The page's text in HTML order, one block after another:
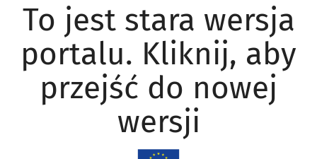
To jest stara wersja
portalu. Kliknij, aby
przejść do nowej
wersji